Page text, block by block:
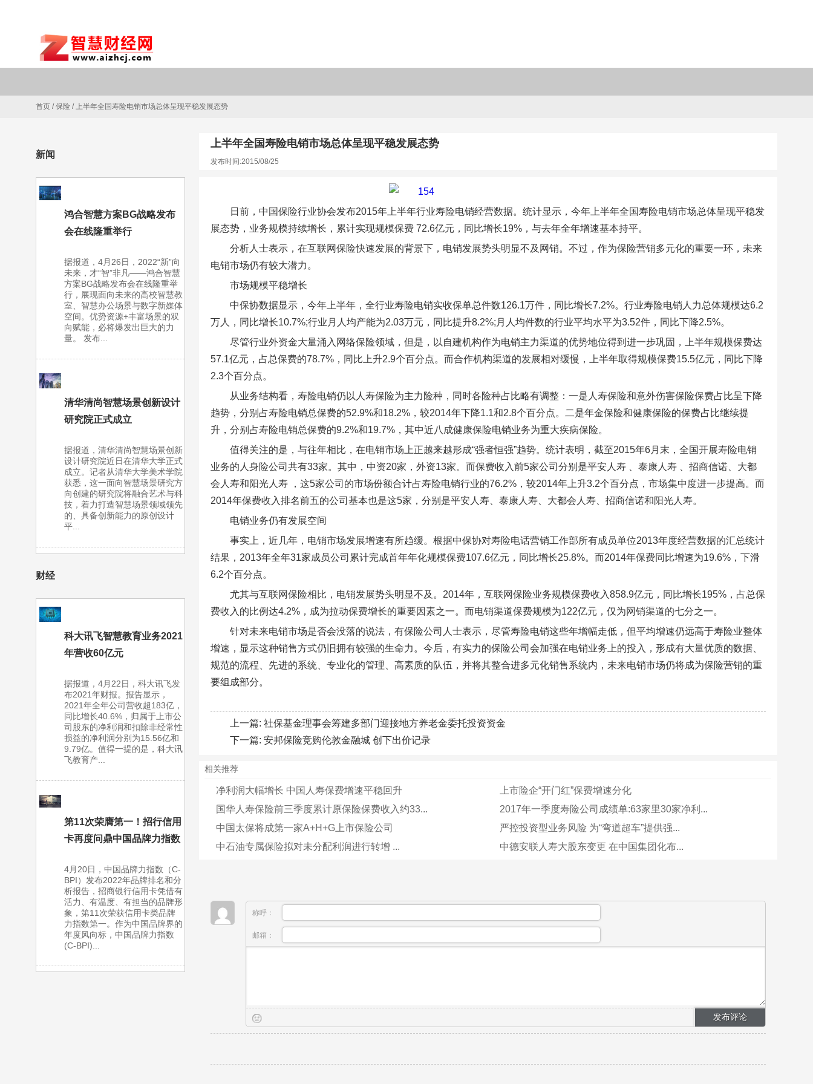
首页 /保险 /上半年全国寿险电销市场总体呈现平稳发展态势
新闻
鸿合智慧方案BG战略发布
会在线隆重举行
据报道，4月26日，2022“新”向
未来，才“智”非凡——鸿合智慧
方案BG战略发布会在线隆重举
行，展现面向未来的高校智慧教
室、智慧办公场景与数字新媒体
空间。优势资源+丰富场景的双
向赋能，必将爆发出巨大的力
量。 发布...
清华清尚智慧场景创新设计
研究院正式成立
据报道，清华清尚智慧场景创新
设计研究院近日在清华大学正式
成立。记者从清华大学美术学院
获悉，这一面向智慧场景研究方
向创建的研究院将融合艺术与科
技，着力打造智慧场景领域领先
的、具备创新能力的原创设计
平...
财经
科大讯飞智慧教育业务2021
年营收60亿元
据报道，4月22日，科大讯飞发
布2021年财报。报告显示，
2021年全年公司营收超183亿，
同比增长40.6%，归属于上市公
司股东的净利润和扣除非经常性
损益的净利润分别为15.56亿和
9.79亿。值得一提的是，科大讯
飞教育产...
第11次荣膺第一！招行信用
卡再度问鼎中国品牌力指数
4月20日，中国品牌力指数（C-
BPI）发布2022年品牌排名和分
析报告，招商银行信用卡凭借有
活力、有温度、有担当的品牌形
象，第11次荣获信用卡类品牌
力指数第一。作为中国品牌界的
年度风向标，中国品牌力指数
(C-BPI)...
上半年全国寿险电销市场总体呈现平稳发展态势
发布时间:2015/08/25
日前，中国保险行业协会发布2015年上半年行业寿险电销经营数据。统计显示，今年上半年全国寿险电销市场总体呈现平稳发
展态势，业务规模持续增长，累计实现规模保费 72.6亿元，同比增长19%，与去年全年增速基本持平。
分析人士表示，在互联网保险快速发展的背景下，电销发展势头明显不及网销。不过，作为保险营销多元化的重要一环，未来
电销市场仍有较大潜力。
市场规模平稳增长
中保协数据显示，今年上半年，全行业寿险电销实收保单总件数126.1万件，同比增长7.2%。行业寿险电销人力总体规模达6.2
万人，同比增长10.7%;行业月人均产能为2.03万元，同比提升8.2%;月人均件数的行业平均水平为3.52件，同比下降2.5%。
尽管行业外资金大量涌入网络保险领域，但是，以自建机构作为电销主力渠道的优势地位得到进一步巩固，上半年规模保费达
57.1亿元，占总保费的78.7%，同比上升2.9个百分点。而合作机构渠道的发展相对缓慢，上半年取得规模保费15.5亿元，同比下降
2.3个百分点。
从业务结构看，寿险电销仍以人寿保险为主力险种，同时各险种占比略有调整：一是人寿保险和意外伤害保险保费占比呈下降
趋势，分别占寿险电销总保费的52.9%和18.2%，较2014年下降1.1和2.8个百分点。二是年金保险和健康保险的保费占比继续提
升，分别占寿险电销总保费的9.2%和19.7%，其中近八成健康保险电销业务为重大疾病保险。
值得关注的是，与往年相比，在电销市场上正越来越形成“强者恒强”趋势。统计表明，截至2015年6月末，全国开展寿险电销
业务的人身险公司共有33家。其中，中资20家，外资13家。而保费收入前5家公司分别是平安人寿 、泰康人寿 、招商信诺、大都
会人寿和阳光人寿 ，这5家公司的市场份额合计占寿险电销行业的76.2%，较2014年上升3.2个百分点，市场集中度进一步提高。而
2014年保费收入排名前五的公司基本也是这5家，分别是平安人寿、泰康人寿、大都会人寿、招商信诺和阳光人寿。
电销业务仍有发展空间
事实上，近几年，电销市场发展增速有所趋缓。根据中保协对寿险电话营销工作部所有成员单位2013年度经营数据的汇总统计
结果，2013年全年31家成员公司累计完成首年年化规模保费107.6亿元，同比增长25.8%。而2014年保费同比增速为19.6%，下滑
6.2个百分点。
尤其与互联网保险相比，电销发展势头明显不及。2014年，互联网保险业务规模保费收入858.9亿元，同比增长195%，占总保
费收入的比例达4.2%，成为拉动保费增长的重要因素之一。而电销渠道保费规模为122亿元，仅为网销渠道的七分之一。
针对未来电销市场是否会没落的说法，有保险公司人士表示，尽管寿险电销这些年增幅走低，但平均增速仍远高于寿险业整体
增速，显示这种销售方式仍旧拥有较强的生命力。今后，有实力的保险公司会加强在电销业务上的投入，形成有大量优质的数据、
规范的流程、先进的系统、专业化的管理、高素质的队伍，并将其整合进多元化销售系统内，未来电销市场仍将成为保险营销的重
要组成部分。
上一篇: 社保基金理事会筹建多部门迎接地方养老金委托投资资金
下一篇: 安邦保险竞购伦敦金融城 创下出价记录
相关推荐
净利润大幅增长 中国人寿保费增速平稳回升
上市险企“开门红”保费增速分化
国华人寿保险前三季度累计原保险保费收入约33...
2017年一季度寿险公司成绩单:63家里30家净利...
中国太保将成第一家A+H+G上市保险公司
严控投资型业务风险 为“弯道超车”提供强...
中石油专属保险拟对未分配利润进行转增 ...
中德安联人寿大股东变更 在中国集团化布...
称呼：
邮箱：